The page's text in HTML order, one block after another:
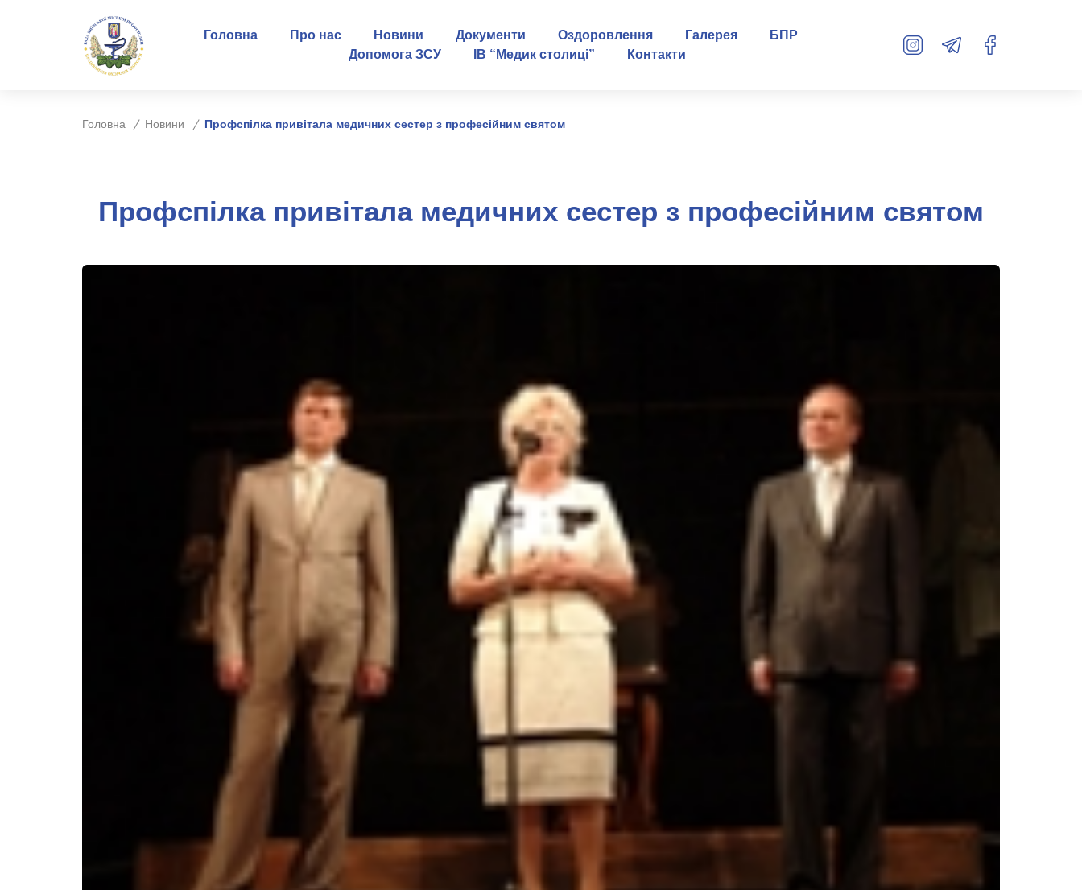
Головна Про нас Новини Документи Оздоровлення Галерея
БПР
Допомога ЗСУ
ІВ “Медик столиці” Контакти
Головна Новини Профспілка привітала медичних сестер з професійним святом
Профспілка привітала медичних сестер з професійним святом